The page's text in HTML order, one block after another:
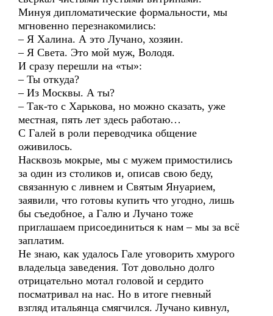
Минуя дипломатические формальности, мы
мгновенно перезнакомились:
– Я Халина. А это Лучано, хозяин.
– Я Света. Это мой муж, Володя.
И сразу перешли на «ты»:
– Ты откуда?
– Из Москвы. А ты?
– Так-то с Харькова, но можно сказать, уже
местная, пять лет здесь работаю…
С Галей в роли переводчика общение
оживилось.
Насквозь мокрые, мы с мужем примостились
за один из столиков и, описав свою беду,
связанную с ливнем и Святым Януарием,
заявили, что готовы купить что угодно, лишь
бы съедобное, а Галю и Лучано тоже
приглашаем присоединиться к нам – мы за всё
заплатим.
Не знаю, как удалось Гале уговорить хмурого
владельца заведения. Тот довольно долго
отрицательно мотал головой и сердито
посматривал на нас. Но в итоге гневный
взгляд итальянца смягчился. Лучано кивнул,